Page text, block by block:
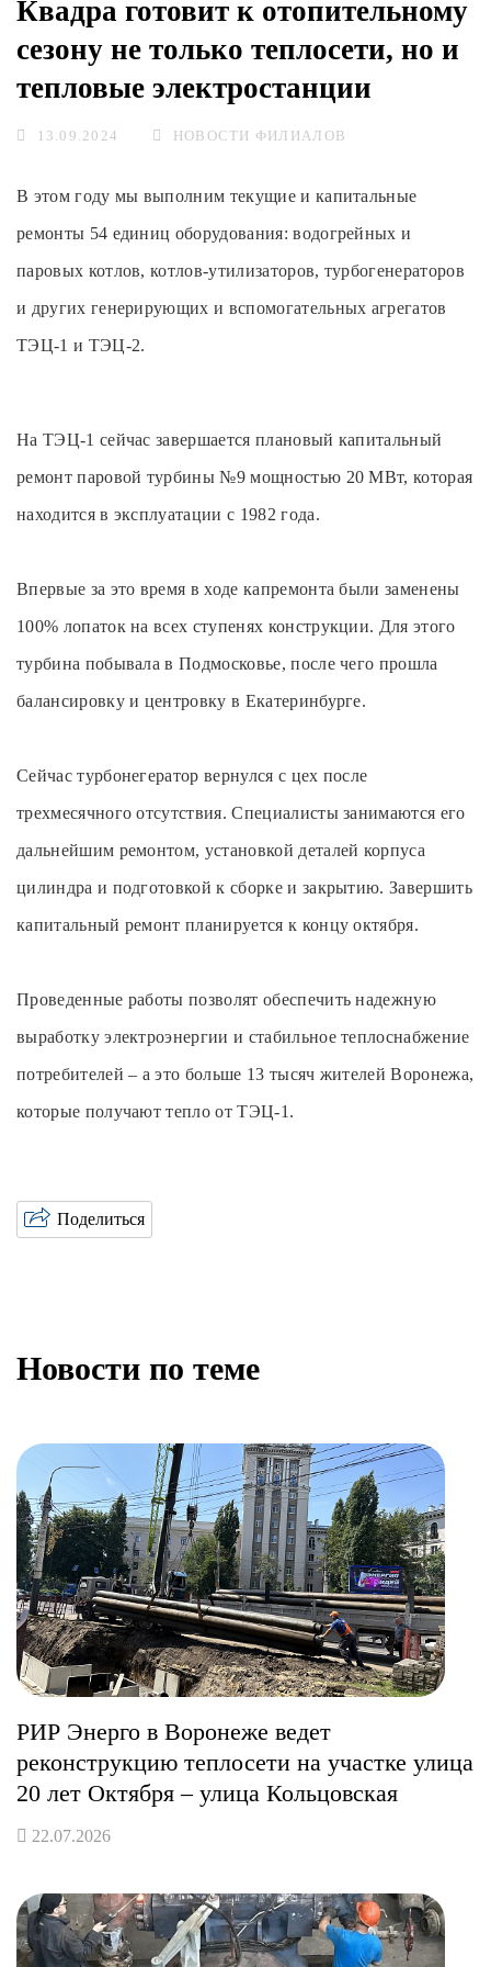
Квадра готовит к отопительному
сезону не только теплосети, но и
тепловые электростанции
13.09.2024 НОВОСТИ ФИЛИАЛОВ
В этом году мы выполним текущие и капитальные
ремонты 54 единиц оборудования: водогрейных и
паровых котлов, котлов-утилизаторов, турбогенераторов
и других генерирующих и вспомогательных агрегатов
ТЭЦ-1 и ТЭЦ-2.
На ТЭЦ-1 сейчас завершается плановый капитальный
ремонт паровой турбины №9 мощностью 20 МВт, которая
находится в эксплуатации с 1982 года.
Впервые за это время в ходе капремонта были заменены
100% лопаток на всех ступенях конструкции. Для этого
турбина побывала в Подмосковье, после чего прошла
балансировку и центровку в Екатеринбурге.
Сейчас турбонегератор вернулся с цех после
трехмесячного отсутствия. Специалисты занимаются его
дальнейшим ремонтом, установкой деталей корпуса
цилиндра и подготовкой к сборке и закрытию. Завершить
капитальный ремонт планируется к концу октября.
Проведенные работы позволят обеспечить надежную
выработку электроэнергии и стабильное теплоснабжение
потребителей – а это больше 13 тысяч жителей Воронежа,
которые получают тепло от ТЭЦ-1.
Поделиться
Новости по теме
РИР Энерго в Воронеже ведет
реконструкцию теплосети на участке улица
20 лет Октября – улица Кольцовская
22.07.2026